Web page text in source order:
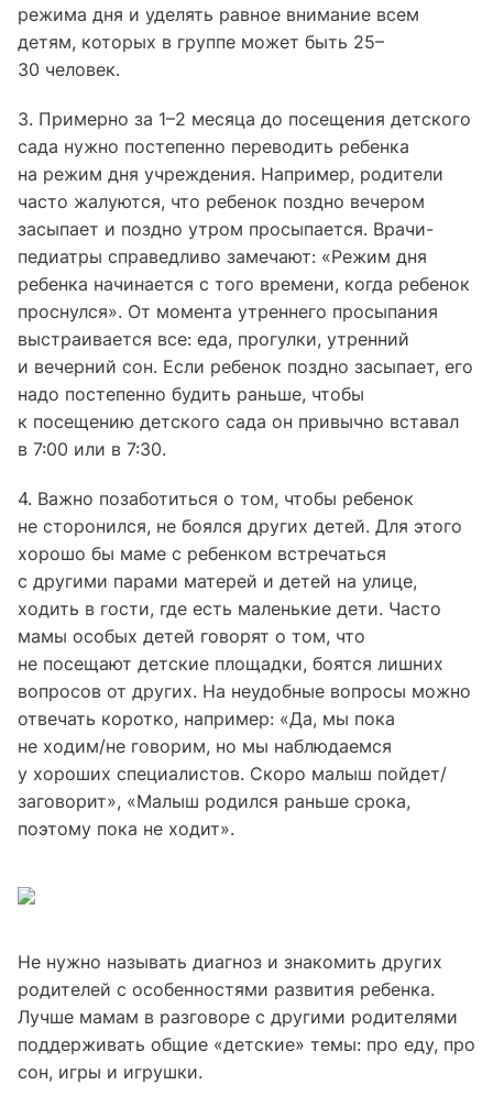
режима дня и уделять равное внимание всем
детям, которых в группе может быть 25–
30 человек.
3. Примерно за 1–2 месяца до посещения детского
сада нужно постепенно переводить ребенка
на режим дня учреждения. Например, родители
часто жалуются, что ребенок поздно вечером
засыпает и поздно утром просыпается. Врачи-
педиатры справедливо замечают: «Режим дня
ребенка начинается с того времени, когда ребенок
проснулся». От момента утреннего просыпания
выстраивается все: еда, прогулки, утренний
и вечерний сон. Если ребенок поздно засыпает, его
надо постепенно будить раньше, чтобы
к посещению детского сада он привычно вставал
в 7:00 или в 7:30.
4. Важно позаботиться о том, чтобы ребенок
не сторонился, не боялся других детей. Для этого
хорошо бы маме с ребенком встречаться
с другими парами матерей и детей на улице,
ходить в гости, где есть маленькие дети. Часто
мамы особых детей говорят о том, что
не посещают детские площадки, боятся лишних
вопросов от других. На неудобные вопросы можно
отвечать коротко, например: «Да, мы пока
не ходим/не говорим, но мы наблюдаемся
у хороших специалистов. Скоро малыш пойдет/
заговорит», «Малыш родился раньше срока,
поэтому пока не ходит».
Не нужно называть диагноз и знакомить других
родителей с особенностями развития ребенка.
Лучше мамам в разговоре с другими родителями
поддерживать общие «детские» темы: про еду, про
сон, игры и игрушки.